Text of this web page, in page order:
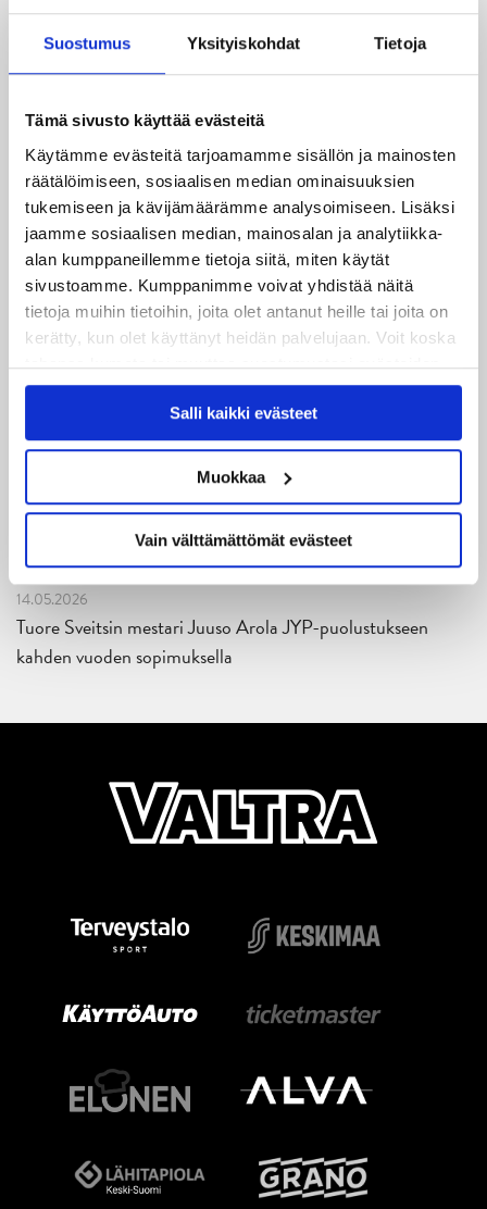
Suostumus Yksityiskohdat Tietoja
Tämä sivusto käyttää evästeitä
Käytämme evästeitä tarjoamamme sisällön ja mainosten
räätälöimiseen, sosiaalisen median ominaisuuksien
tukemiseen ja kävijämäärämme analysoimiseen. Lisäksi
jaamme sosiaalisen median, mainosalan ja analytiikka-
alan kumppaneillemme tietoja siitä, miten käytät
sivustoamme. Kumppanimme voivat yhdistää näitä
tietoja muihin tietoihin, joita olet antanut heille tai joita on
kerätty, kun olet käyttänyt heidän palvelujaan. Voit koska
tahansa kumota tai muuttaa suostumustasi evästeiden
käytöstäEvästeet-sivultamme.
Salli kaikki evästeet
Muokkaa
Vain välttämättömät evästeet
mittari luvassa jo heti viikonloppuna Tampere Cupissa!
29.07.2026
julkaistu!
27.07.2026
Ruotsalaishyökkääjä Arvid Costmar JYPiin
25.06.2026
JYP ja Secto Rally Finland yhteistyöhön
02.06.2026
Liiga-kauden 2026-2027 otteluohjelma on julkaistu!
Reece Newkirk vahvistamaan JYP-hyökkäystä!
Jaatinen ja Liljamo jatkosopimuksiin – JYPin ja KeuPa HT:n
yhteistyö jatkuu
14.05.2026
Tuore Sveitsin mestari Juuso Arola JYP-puolustukseen
kahden vuoden sopimuksella